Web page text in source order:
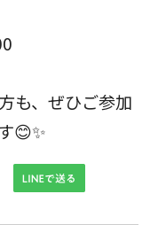
も、ぜひご参加
😊✨